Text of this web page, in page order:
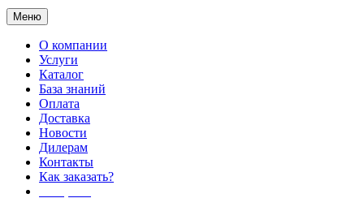
Меню
О компании
Услуги
Каталог
База знаний
Оплата
Доставка
Новости
Дилерам
Контакты
Как заказать?